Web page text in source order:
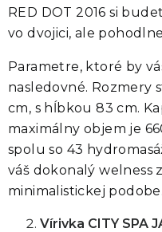
RED DOT 2016 si
vo dvojici, ale
Parametre, ktoré by
nasledovné. Rozmery
cm, s hĺbkou 83 cm.
maximálny objem je
spolu so 43
váš dokonalý welness
minimalistickej podobe.
Vírivka CITY SPA